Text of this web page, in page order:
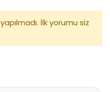
İlk yorumu siz